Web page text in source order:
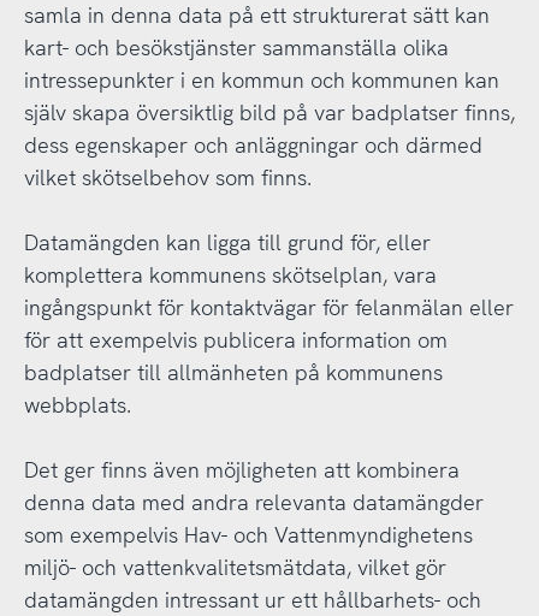
samla in denna data på ett strukturerat sätt kan
kart- och besökstjänster sammanställa olika
intressepunkter i en kommun och kommunen kan
själv skapa översiktlig bild på var badplatser finns,
dess egenskaper och anläggningar och därmed
vilket skötselbehov som finns.
Datamängden kan ligga till grund för, eller
komplettera kommunens skötselplan, vara
ingångspunkt för kontaktvägar för felanmälan eller
för att exempelvis publicera information om
badplatser till allmänheten på kommunens
webbplats.
Det ger finns även möjligheten att kombinera
denna data med andra relevanta datamängder
som exempelvis Hav- och Vattenmyndighetens
miljö- och vattenkvalitetsmätdata, vilket gör
datamängden intressant ur ett hållbarhets- och